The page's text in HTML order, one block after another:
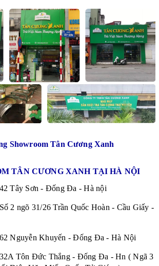
Showroom Tân Cương Xanh
TÂN CƯƠNG XANH TẠI HÀ NỘI
Tây Sơn - Đống Đa - Hà nội
2 ngõ 31/26 Trần Quốc Hoàn - Cầu Giấy -
Nguyễn Khuyến - Đống Đa - Hà Nội
Tôn Đức Thắng - Đống Đa - Hn ( Ngã 3